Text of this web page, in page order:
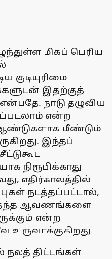
மிகப் பெரிய
இதற்குத்
நாடு தழுவிய
என்ற
ஆண்டுகளாக மீண்டும்
இந்தப்
நிரூபிக்காது
எதிர்காலத்தில்
நடத்தப்பட்டால்,
ஆவணங்களை
என்ற
நலத் திட்டங்கள்